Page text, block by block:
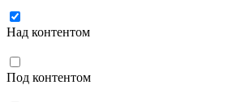
Над контентом
Под контентом